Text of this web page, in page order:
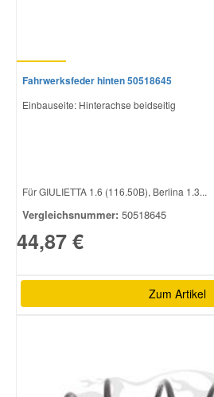
Fahrwerksfeder hinten 50518645
Einbauseite: Hinterachse beidseitig
Für GIULIETTA 1.6 (116.50B), Berlina 1.3...
Vergleichsnummer: 50518645
44,87 €
Zum Artikel